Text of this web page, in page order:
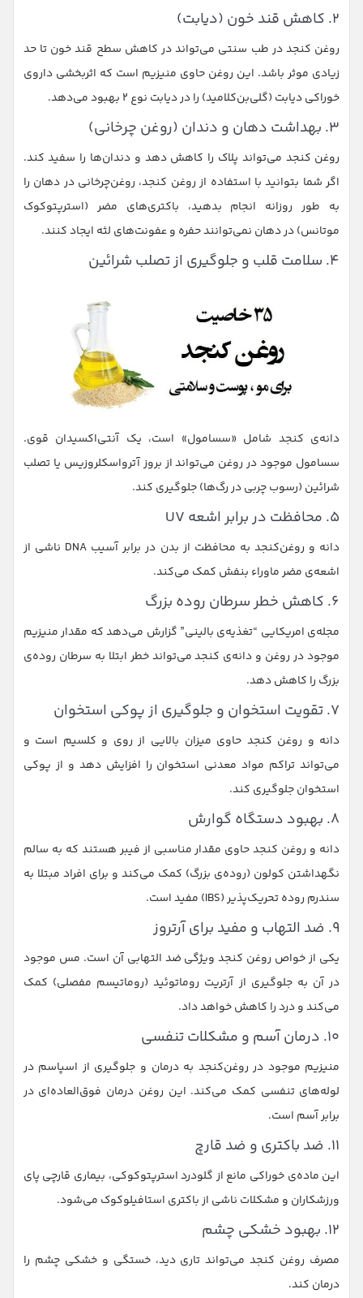
۲. کاهش قند خون (دیابت)
روغن کنجد در طب سنتی می‌تواند در کاهش سطح قند خون تا حد
زیادی موثر باشد. این روغن حاوی منیزیم است که اثربخشی داروی
خوراکی دیابت (گلی‌بن‌کلامید) را در دیابت نوع ۲ بهبود می‌دهد.
۳. بهداشت دهان و دندان (روغن چرخانی)
روغن کنجد می‌تواند پلاک را کاهش دهد و دندان‌ها را سفید کند.
اگر شما بتوانید با استفاده از روغن کنجد، روغن‌چرخانی در دهان را
به طور روزانه انجام بدهید، باکتری‌های مضر (استرپتوکوک
موتانس) در دهان نمی‌توانند حفره و عفونت‌های لثه ایجاد کنند.
۴. سلامت قلب و جلوگیری از تصلب شرائین
دانه‌ی کنجد شامل «سسامول» است، یک آنتی‌اکسیدان قوی.
سسامول موجود در روغن می‌تواند از بروز آترواسکلروزیس یا تصلب
شرائین (رسوب چربی در رگ‌ها) جلوگیری کند.
۵. محافظت در برابر اشعه UV
دانه و روغن‌کنجد به محافظت از بدن در برابر آسیب DNA ناشی از
اشعه‌ی مضر ماوراء بنفش کمک می‌کند.
۶. کاهش خطر سرطان روده بزرگ
مجله‌ی امریکایی “تغذیه‌ی بالینی” گزارش می‌دهد که مقدار منیزیم
موجود در روغن و دانه‌ی کنجد می‌تواند خطر ابتلا به سرطان روده‌ی
بزرگ را کاهش دهد.
۷. تقویت استخوان و جلوگیری از پوکی استخوان
دانه و روغن کنجد حاوی میزان بالایی از روی و کلسیم است و
می‌تواند تراکم مواد معدنی استخوان را افزایش دهد و از پوکی
استخوان جلوگیری کند.
۸. بهبود دستگاه گوارش
دانه و روغن کنجد حاوی مقدار مناسبی از فیبر هستند که به سالم
نگهداشتن کولون (روده‌ی بزرگ) کمک می‌کند و برای افراد مبتلا به
سندرم روده تحریک‌پذیر (IBS) مفید است.
۹. ضد التهاب و مفید برای آرتروز
یکی از خواص روغن کنجد ویژگی ضد التهابی آن است. مس موجود
در آن به جلوگیری از آرتریت روماتوئید (روماتیسم مفصلی) کمک
می‌کند و درد را کاهش خواهد داد.
۱۰. درمان آسم و مشکلات تنفسی
منیزیم موجود در روغن‌کنجد به درمان و جلوگیری از اسپاسم در
لوله‌های تنفسی کمک می‌کند. این روغن درمان فوق‌العاده‌ای در
برابر آسم است.
۱۱. ضد باکتری و ضد قارچ
این ماده‌ی خوراکی مانع از گلودرد استرپتوکوکی، بیماری قارچی پای
ورزشکاران و مشکلات ناشی از باکتری استافیلوکوک می‌شود.
۱۲. بهبود خشکی چشم
مصرف روغن کنجد می‌‌تواند تاری دید، خستگی و خشکی چشم را
درمان کند.